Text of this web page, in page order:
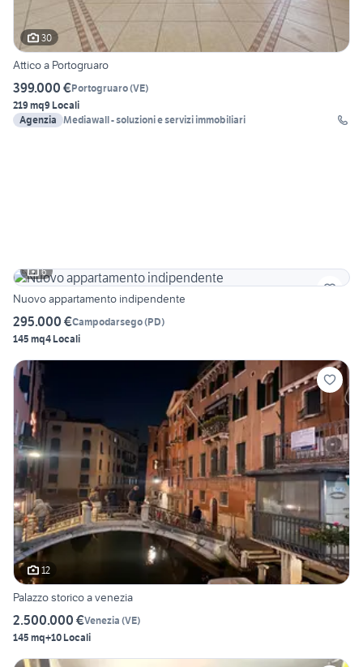
30
Attico a Portogruaro
399.000 €Portogruaro(VE)
219 mq9 Locali
Agenzia Mediawall - soluzioni e servizi immobiliari
6
Nuovo appartamento indipendente
295.000 €Campodarsego(PD)
145 mq4 Locali
12
Palazzo storico a venezia
2.500.000 €Venezia (VE)
145 mq+10 Locali